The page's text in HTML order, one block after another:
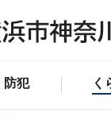
防犯 く